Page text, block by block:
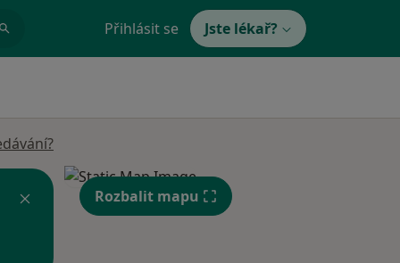
Přihlásit se Jste lékař?
Rozbalit mapu